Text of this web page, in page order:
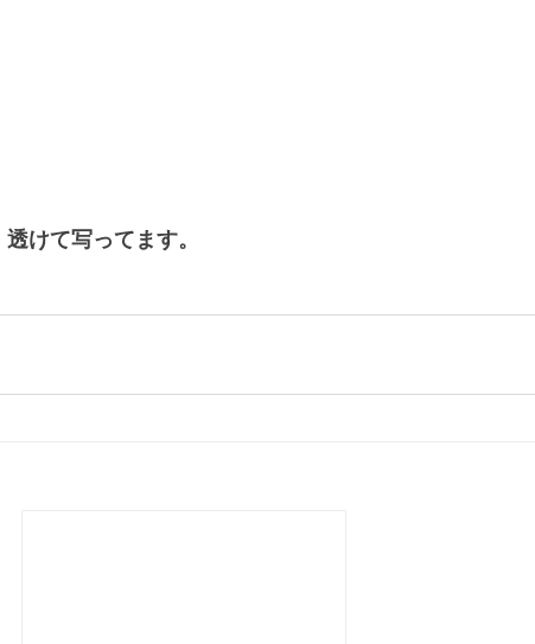
けて写ってます。